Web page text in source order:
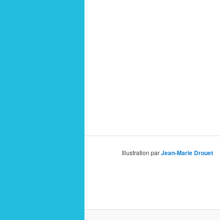
Illustration parJean-Marie Drouet